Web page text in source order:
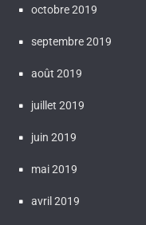
octobre 2019
septembre 2019
août 2019
juillet 2019
juin 2019
mai 2019
avril 2019